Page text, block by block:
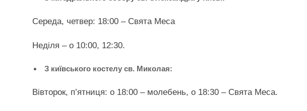
Середа, четвер: 18:00 – Свята Меса
Неділя – о 10:00, 12:30.
З київського костелу св. Миколая:
Вівторок, п’ятниця: о 18:00 – молебень, о 18:30 – Свята Меса.